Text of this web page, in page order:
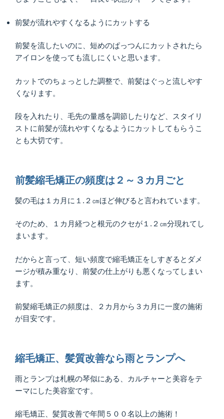
前髪が流れやすくなるようにカットする
前髪を流したいのに、短めのぱっつんにカットされたら
アイロンを使っても流しにくいと思います。
カットでのちょっとした調整で、前髪はぐっと流しやす
くなります。
段を入れたり、毛先の量感を調節したりなど、スタイリ
ストに前髪が流れやすくなるようにカットしてもらうこ
とも大切です。
前髪縮毛矯正の頻度は２～３カ月ごと
髪の毛は１カ月に１.２㎝ほど伸びると言われています。
そのため、１カ月経つと根元のクセが１.２㎝分現れてし
まいます。
だからと言って、短い頻度で縮毛矯正をしすぎるとダメ
ージが積み重なり、前髪の仕上がりも悪くなってしまい
ます。
前髪縮毛矯正の頻度は、２カ月から３カ月に一度の施術
が目安です。
縮毛矯正、髪質改善なら雨とランプへ
雨とランプは札幌の琴似にある、カルチャーと美容をテ
ーマにした美容室です。
縮毛矯正、髪質改善で年間５００名以上の施術！